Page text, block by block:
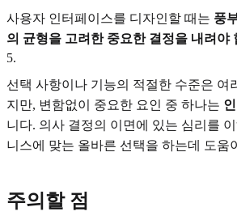
사용자 인터페이스를 디자인할 때는 풍
의 균형을 고려한 중요한 결정을 내려야
5.
선택 사항이나 기능의 적절한 수준은 여
지만, 변함없이 중요한 요인 중 하나는
니다. 의사 결정의 이면에 있는 심리를
니스에 맞는 올바른 선택을 하는데 도움
주의할 점